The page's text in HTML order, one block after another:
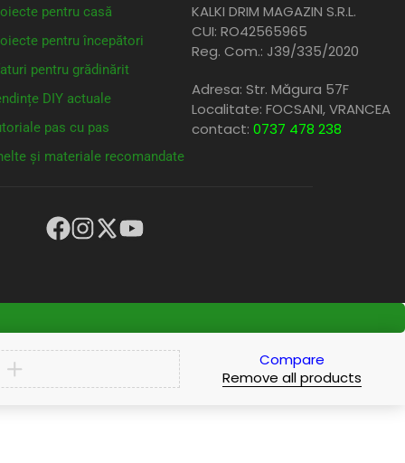
pentru casă
pentru începători
pentru grădinărit
DIY actuale
pas cu pas
și materiale recomandate
KALKI DRIM MAGAZIN S.R.L.
CUI: RO42565965
Reg. Com.: J39/335/2020
Adresa: Str. Măgura 57F
Localitate: FOCSANI,VRANCEA
contact: 0737 478 238
Compare
Remove all products